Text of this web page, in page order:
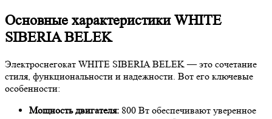
Основные характеристики WHITE
SIBERIA BELEK
Электроснегокат WHITE SIBERIA BELEK — это сочетание
стиля, функциональности и надежности. Вот его ключевые
особенности:
Мощность двигателя: 800 Вт обеспечивают уверенное